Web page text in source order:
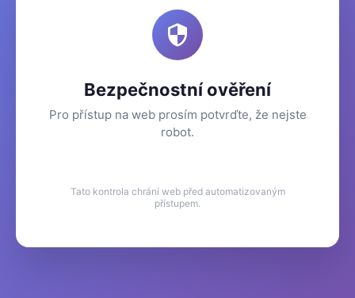
Bezpečnostní ověření
Pro přístup na web prosím potvrďte, že nejste
robot.
Tato kontrola chrání web před automatizovaným
přístupem.